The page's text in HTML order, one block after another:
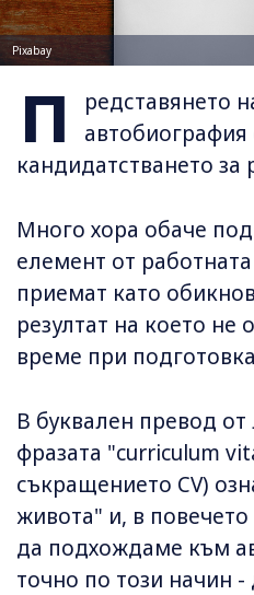
Pixabay
П
редставянето
кандидатстването за
Много хора обаче
елемент от
приемат като
резултат на което не
време при
В буквален превод от
фразата "curriculum
съкращението CV)
живота" и, в
да подхождаме към
точно по този начин -